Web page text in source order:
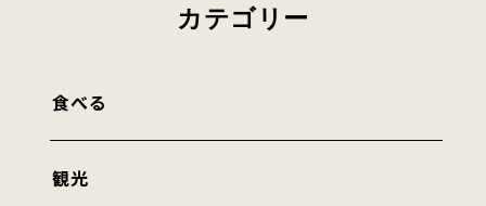
カテゴリー
食べる
観光